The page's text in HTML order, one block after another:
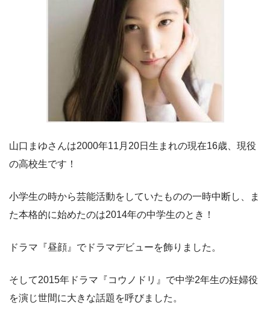
山口まゆさんは2000年11月20日生まれの現在16歳、現役
の高校生です！
小学生の時から芸能活動をしていたものの一時中断し、ま
た本格的に始めたのは2014年の中学生のとき！
ドラマ『昼顔』でドラマデビューを飾りました。
そして2015年ドラマ『コウノドリ』で中学2年生の妊婦役
を演じ世間に大きな話題を呼びました。